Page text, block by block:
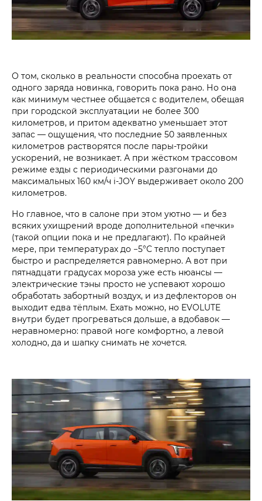
О том, сколько в реальности способна проехать от
одного заряда новинка, говорить пока рано. Но она
как минимум честнее общается с водителем, обещая
при городской эксплуатации не более 300
километров, и притом адекватно уменьшает этот
запас — ощущения, что последние 50 заявленных
километров растворятся после пары-тройки
ускорений, не возникает. А при жёстком трассовом
режиме езды с периодическими разгонами до
максимальных 160 км/ч i‑JOY выдерживает около 200
километров.
Но главное, что в салоне при этом уютно — и без
всяких ухищрений вроде дополнительной «печки»
(такой опции пока и не предлагают). По крайней
мере, при температурах до −5°С тепло поступает
быстро и распределяется равномерно. А вот при
пятнадцати градусах мороза уже есть нюансы —
электрические тэны просто не успевают хорошо
обработать забортный воздух, и из дефлекторов он
выходит едва тёплым. Ехать можно, но EVOLUTE
внутри будет прогреваться дольше, а вдобавок —
неравномерно: правой ноге комфортно, а левой
холодно, да и шапку снимать не хочется.